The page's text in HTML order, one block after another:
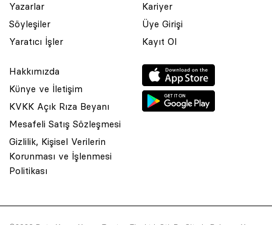
Yazarlar
Söyleşiler
Yaratıcı İşler
Kariyer
Üye Girişi
Kayıt Ol
Hakkımızda
Künye ve İletişim
KVKK Açık Rıza Beyanı
Mesafeli Satış Sözleşmesi
Gizlilik, Kişisel Verilerin
Korunması ve İşlenmesi
Politikası
© 2001 Rota Yayın Yapım Tanıtım Tic. Ltd. Şti. Bu Sitede Bulunan
Asquared WordPress Agencytarafından tasarlanmış ve